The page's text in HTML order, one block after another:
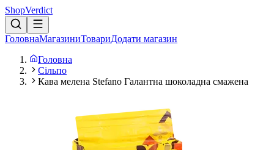
ShopVerdict
ГоловнаМагазиниТовариДодати магазин
Головна
Сільпо
Кава мелена Stefano Галантна шоколадна смажена